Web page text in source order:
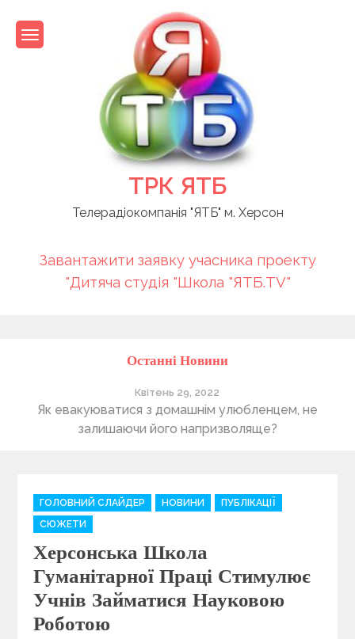
content
ТРК ЯТБ
Телерадіокомпанія "ЯТБ" м. Херсон
Завантажити заявку учасника проекту
"Дитяча студія "Школа "ЯТБ.TV"
Останні Новини
Квітень 29, 2022
Як евакуюватися з домашнім улюбленцем, не
залишаючи його напризволяще?
C
a
t
e
o
r
e
ГОЛОВНИЙ СЛАЙДЕР НОВИНИ
ПУБЛІКАЦІЇ
СЮЖЕТИ
Херсонська Школа
Гуманітарної Праці Стимулює
Учнів Займатися Науковою
Роботою